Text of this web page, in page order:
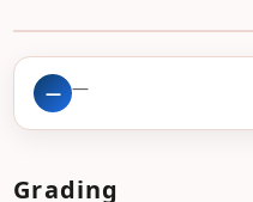
— —
Grading